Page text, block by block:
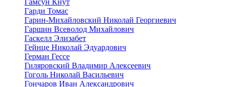
Гарди Томас
Гарин-Михайловский Николай Георгиевич
Гаршин Всеволод Михайлович
Гаскелл Элизабет
Гейнце Николай Эдуардович
Герман Гессе
Гиляровский Владимир Алексеевич
Гоголь Николай Васильевич
Гончаров Иван Александрович